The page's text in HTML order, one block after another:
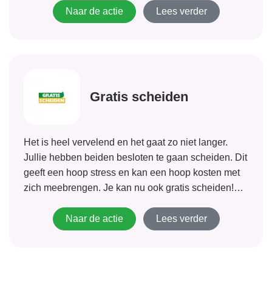
Naar de actie Lees verder
Gratis scheiden
Het is heel vervelend en het gaat zo niet langer.
Jullie hebben beiden besloten te gaan scheiden. Dit
geeft een hoop stress en kan een hoop kosten met
zich meebrengen. Je kan nu ook gratis scheiden!
alleen...
Naar de actie Lees verder